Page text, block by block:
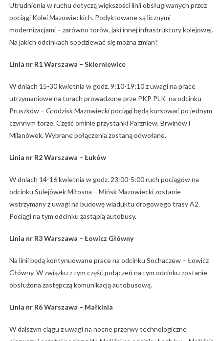
Utrudnienia w ruchu dotyczą większości linii obsługiwanych przez
pociągi Kolei Mazowieckich. Podyktowane są licznymi
modernizacjami – zarówno torów, jaki innej infrastruktury kolejowej.
Na jakich odcinkach spodziewać się można zmian?
Linia nr R1 Warszawa – Skierniewice
W dniach 15-30 kwietnia w godz. 9:10-19:10 z uwagi na prace
utrzymaniowe na torach prowadzone prze PKP PLK na odcinku
Pruszków – Grodzisk Mazowiecki pociągi będą kursować po jednym
czynnym torze. Część ominie przystanki Parzniew, Brwinów i
Milanówek. Wybrane połączenia zostaną odwołane.
Linia nr R2 Warszawa – Łuków
W dniach 14-16 kwietnia w godz. 23:00-5:00 ruch pociągów na
odcinku Sulejówek Miłosna – Mińsk Mazowiecki zostanie
wstrzymany z uwagi na budowę wiaduktu drogowego trasy A2.
Pociągi na tym odcinku zastąpią autobusy.
Linia nr R3 Warszawa – Łowicz Główny
Na linii będą kontynuowane prace na odcinku Sochaczew – Łowicz
Główny. W związku z tym część połączeń na tym odcinku zostanie
obsłużona zastępczą komunikacją autobusową.
Linia nr R6 Warszawa – Małkinia
W dalszym ciągu z uwagi na nocne przerwy technologiczne